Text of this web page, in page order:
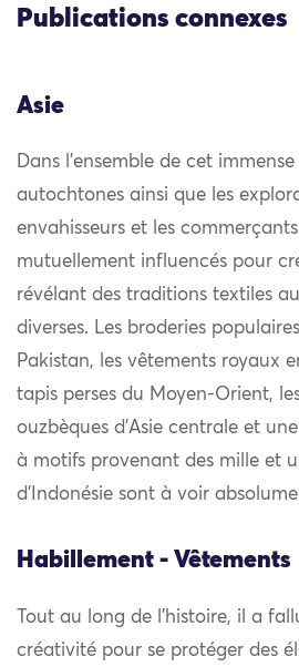
Publications connexes
Asie
Dans l’ensemble de cet
autochtones ainsi que les
envahisseurs et les
mutuellement influencés pour
révélant des traditions textiles
diverses. Les broderies
Pakistan, les vêtements royaux
tapis perses du Moyen-Orient,
ouzbèques d’Asie centrale et
à motifs provenant des mille et
d’Indonésie sont à voir
Habillement - Vêtements
Tout au long de l’histoire, il a
créativité pour se protéger des